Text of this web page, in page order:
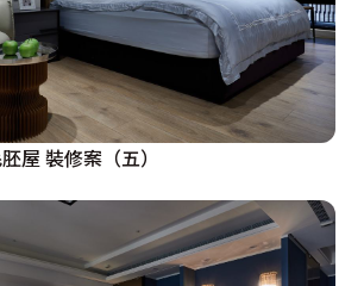
下組合：
屬空間，增加主臥收納與更衣室功
不同而須將主臥做分區使用（例如主
在家工作等），與作為小孩房的連繫
教、勞作等。
做客房使用，在這個組合下，可以應付
屋 裝修案（五）